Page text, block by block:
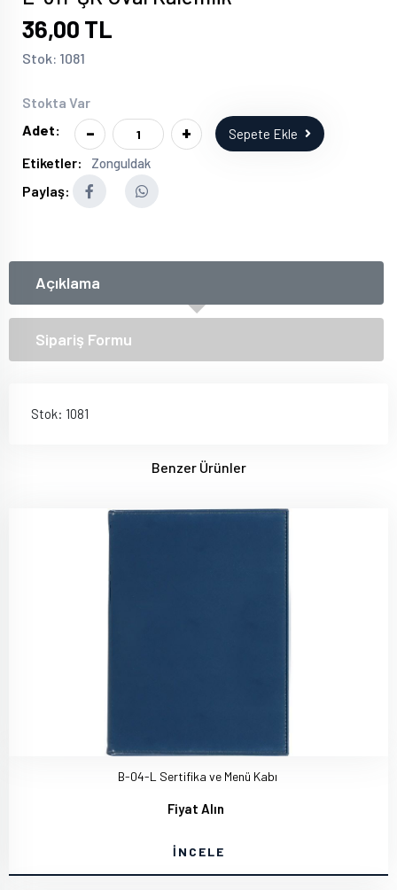
36,00 TL
Stok: 1081
Stokta Var
Adet:
- + Sepete Ekle
Etiketler: Zonguldak
Paylaş:
Açıklama
Sipariş Formu
Stok: 1081
Benzer Ürünler
B-04-L Sertifika ve Menü Kabı
Fiyat Alın
İNCELE